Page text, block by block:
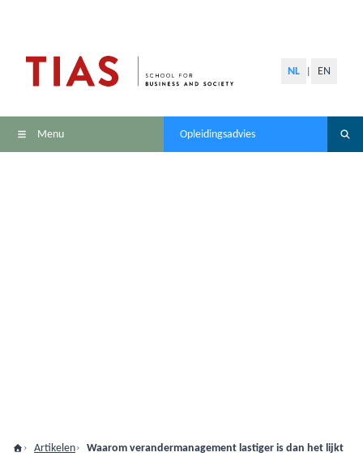
NL EN
Menu Opleidingsadvies
Artikelen Waarom verandermanagement lastiger is dan het lijkt